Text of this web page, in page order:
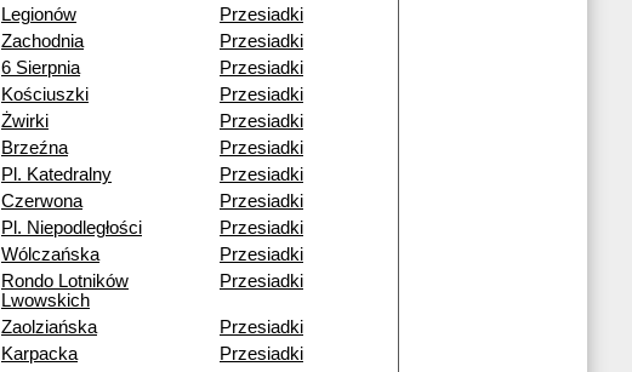
Legionów
Przesiadki
Zachodnia
Przesiadki
6 Sierpnia
Przesiadki
Kościuszki
Przesiadki
Żwirki
Przesiadki
Brzeźna
Przesiadki
Pl. Katedralny
Przesiadki
Czerwona
Przesiadki
Pl. Niepodległości
Przesiadki
Wólczańska
Przesiadki
Rondo Lotników
Lwowskich
Przesiadki
Zaolziańska
Przesiadki
Karpacka
Przesiadki